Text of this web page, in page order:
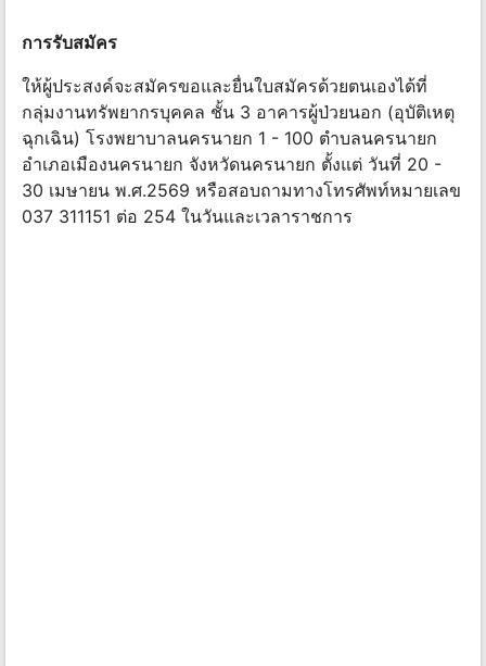
การรับสมัคร
ให้ผู้ประสงค์จะสมัครขอและยื่นใบสมัครด้วยตนเองได้ที่
กลุ่มงานทรัพยากรบุคคล ชั้น 3 อาคารผู้ป่วยนอก (อุบัติเหตุ
ฉุกเฉิน) โรงพยาบาลนครนายก 1 - 100 ตำบลนครนายก
อำเภอเมืองนครนายก จังหวัดนครนายก ตั้งแต่ วันที่ 20 -
30 เมษายน พ.ศ.2569 หรือสอบถามทางโทรศัพท์หมายเลข
037 311151 ต่อ 254 ในวันและเวลาราชการ